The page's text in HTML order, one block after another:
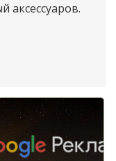
аксессуаров.